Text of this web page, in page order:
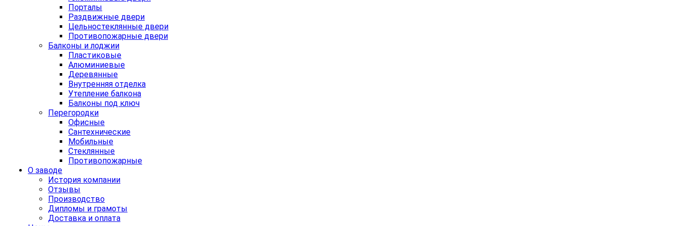
Порталы
Раздвижные двери
Цельностеклянные двери
Противопожарные двери
Балконы и лоджии
Пластиковые
Алюминиевые
Деревянные
Внутренняя отделка
Утепление балкона
Балконы под ключ
Перегородки
Офисные
Сантехнические
Мобильные
Стеклянные
Противопожарные
О заводе
История компании
Отзывы
Производство
Дипломы и грамоты
Доставка и оплата